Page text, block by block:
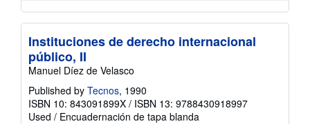
Instituciones de derecho internacional
público, II
Manuel Díez de Velasco
Published by Tecnos, 1990
ISBN 10: 843091899X / ISBN 13: 9788430918997
Used / Encuadernación de tapa blanda